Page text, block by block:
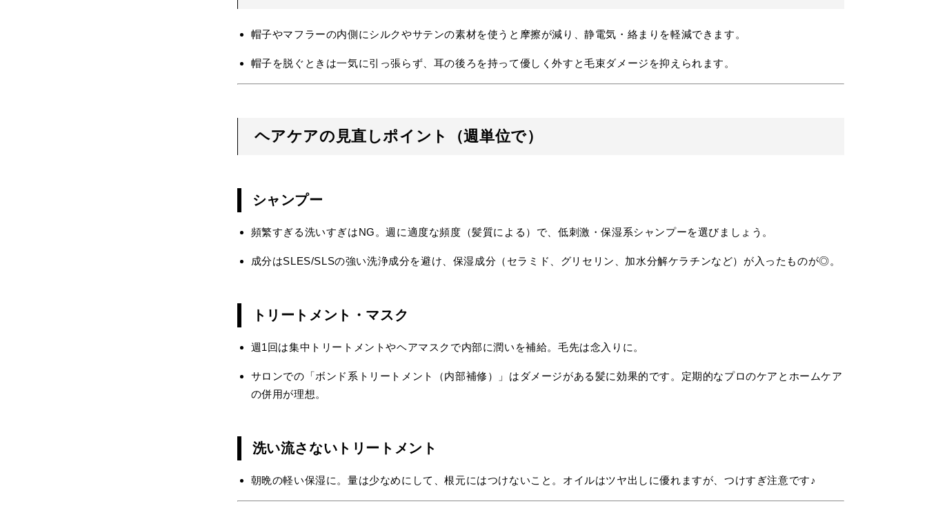
帽子やマフラーの内側にシルクやサテンの素材を使うと摩擦が減り、静電気・絡まりを軽減できます。
帽子を脱ぐときは一気に引っ張らず、耳の後ろを持って優しく外すと毛束ダメージを抑えられます。
ヘアケアの見直しポイント（週単位で）
シャンプー
頻繁すぎる洗いすぎはNG。週に適度な頻度（髪質による）で、低刺激・保湿系シャンプーを選びましょう。
成分はSLES/SLSの強い洗浄成分を避け、保湿成分（セラミド、グリセリン、加水分解ケラチンなど）が入ったものが◎。
トリートメント・マスク
週1回は集中トリートメントやヘアマスクで内部に潤いを補給。毛先は念入りに。
サロンでの「ボンド系トリートメント（内部補修）」はダメージがある髪に効果的です。定期的なプロのケアとホームケア
の併用が理想。
洗い流さないトリートメント
朝晩の軽い保湿に。量は少なめにして、根元にはつけないこと。オイルはツヤ出しに優れますが、つけすぎ注意です♪